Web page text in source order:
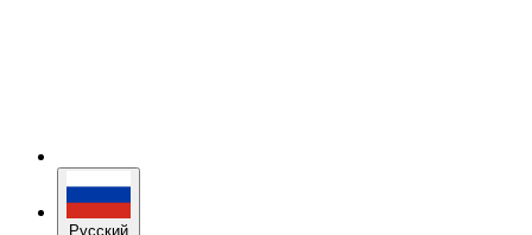
Русский